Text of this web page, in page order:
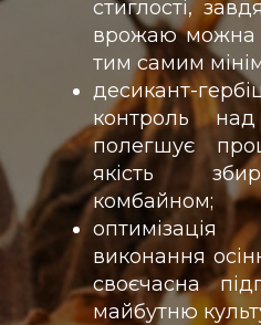
стиглості,
врожаю можна
тим самим
десикант-
контроль
полегшує
якість
комбайном;
виконання
своєчасна
майбутню